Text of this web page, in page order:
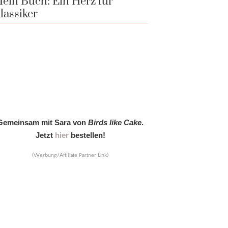
mit Sara vonBirds like Cake.
Jetzt hierbestellen!
(Werbung/Affiliate Partner Link)